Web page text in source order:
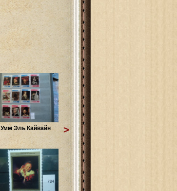
Умм Эль Кайвайн >